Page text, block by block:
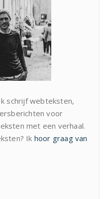
schrijf webteksten,
voor
met een verhaal.
Ik hoor graag van